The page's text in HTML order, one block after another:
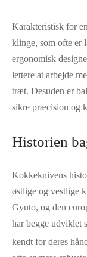
Karakteristisk for
klinge, som ofte er
ergonomisk
lettere at arbejde
træt. Desuden er
sikre præcision og
Historien
Kokkeknivens
østlige og vestlige
Gyuto, og den
har begge udviklet
kendt for deres